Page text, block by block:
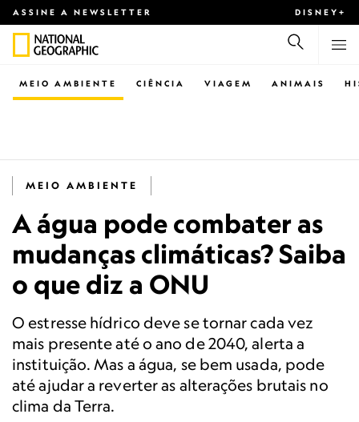
ASSINE A NEWSLETTER DISNEY+
CIÊNCIA VIAGEM ANIMAIS
MEIO AMBIENTE
MEIO AMBIENTE
A água pode combater as
mudanças climáticas? Saiba
o que diz a ONU
O estresse hídrico deve se tornar cada vez
mais presente até o ano de 2040, alerta a
instituição. Mas a água, se bem usada, pode
até ajudar a reverter as alterações brutais no
clima da Terra.